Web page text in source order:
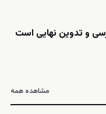
و تدوین نهایی است
مشاهده همه